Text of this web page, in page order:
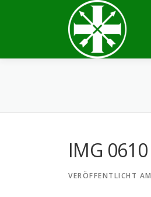
IMG 0610
VERÖFFENTLICHT AM